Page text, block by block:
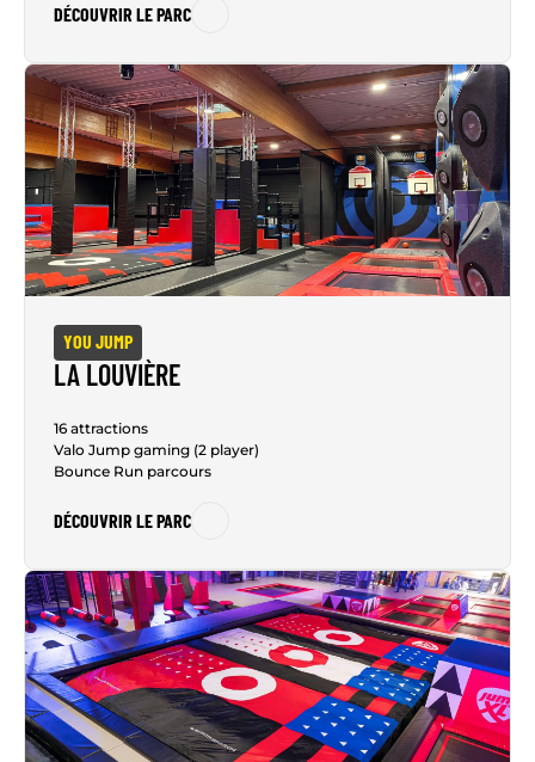
DÉCOUVRIR LE PARC
YOU JUMP
LA LOUVIÈRE
16 attractions
Valo Jump gaming (2 player)
Bounce Run parcours
DÉCOUVRIR LE PARC